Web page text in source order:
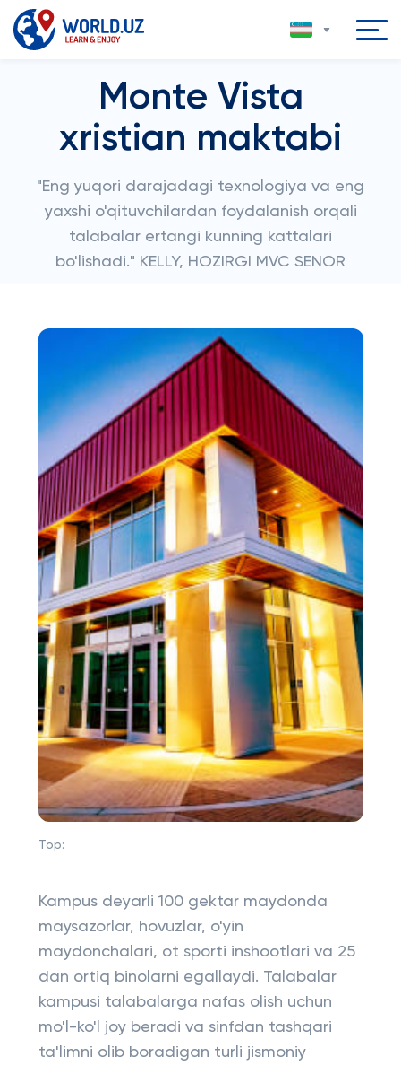
Monte Vista
xristian maktabi
"Eng yuqori darajadagi texnologiya va eng
yaxshi o'qituvchilardan foydalanish orqali
talabalar ertangi kunning kattalari
bo'lishadi." KELLY, HOZIRGI MVC SENOR
Top:
Kampus deyarli 100 gektar maydonda
maysazorlar, hovuzlar, o'yin
maydonchalari, ot sporti inshootlari va 25
dan ortiq binolarni egallaydi. Talabalar
kampusi talabalarga nafas olish uchun
mo'l-ko'l joy beradi va sinfdan tashqari
ta'limni olib boradigan turli jismoniy